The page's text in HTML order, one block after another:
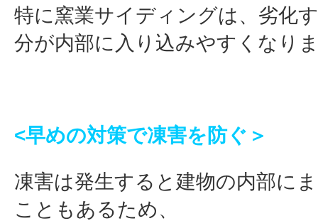
特に窯業サイディングは、劣化
分が内部に入り込みやすくなり
<早めの対策で凍害を防ぐ＞
凍害は発生すると建物の内部に
こともあるため、